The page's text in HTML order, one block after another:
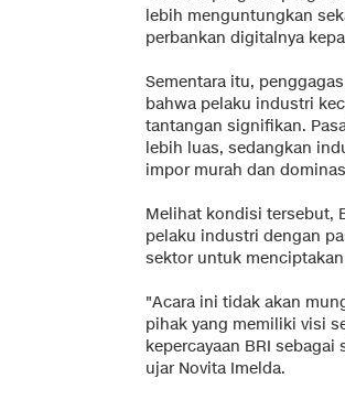
lebih menguntungkan
perbankan digitalnya
Sementara itu,
bahwa pelaku industri
tantangan signifikan.
lebih luas, sedangkan
impor murah dan
Melihat kondisi tersebut,
pelaku industri dengan
sektor untuk
"Acara ini tidak akan
pihak yang memiliki visi
kepercayaan BRI
ujar Novita Imelda.